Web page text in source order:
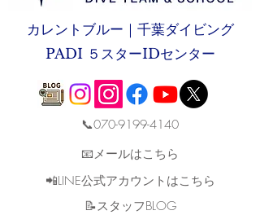
カレントブルー｜千葉ダイビング
PADI ５スターIDセンター
📞070-9199-4140
📧メールはこちら
📲LINE公式アカウントはこちら
​📝スタッフBLOG